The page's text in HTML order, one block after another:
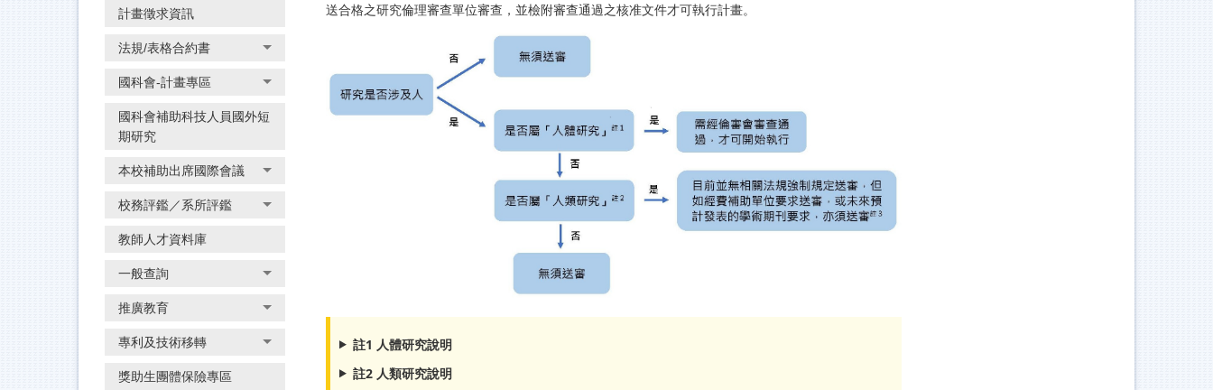
計畫徵求資訊
法規/表格合約書
國科會-計畫專區
國科會補助科技人員國外短
期研究
本校補助出席國際會議
校務評鑑／系所評鑑
教師人才資料庫
一般查詢
推廣教育
專利及技術移轉
獎助生團體保險專區
送合格之研究倫理審查單位審查，並檢附審查通過之核准文件才可執行計畫。
註1 人體研究說明
註2 人類研究說明